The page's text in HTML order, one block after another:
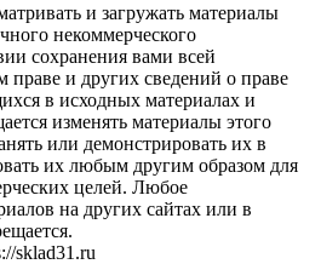
и загружать материалы
некоммерческого
сохранения вами всей
праве и других сведений о праве
в исходных материалах и
изменять материалы этого
или демонстрировать их в
их любым другим образом для
целей. Любое
на других сайтах или в
sklad31.ru